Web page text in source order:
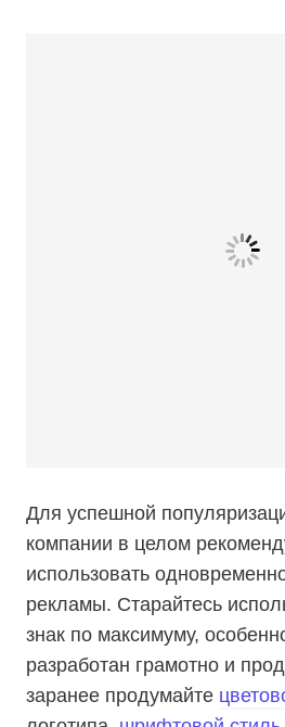
Для успешной
компании в целом
использовать
рекламы. Старайтесь
знак по максимуму,
разработан грамотно и
заранее продумайте